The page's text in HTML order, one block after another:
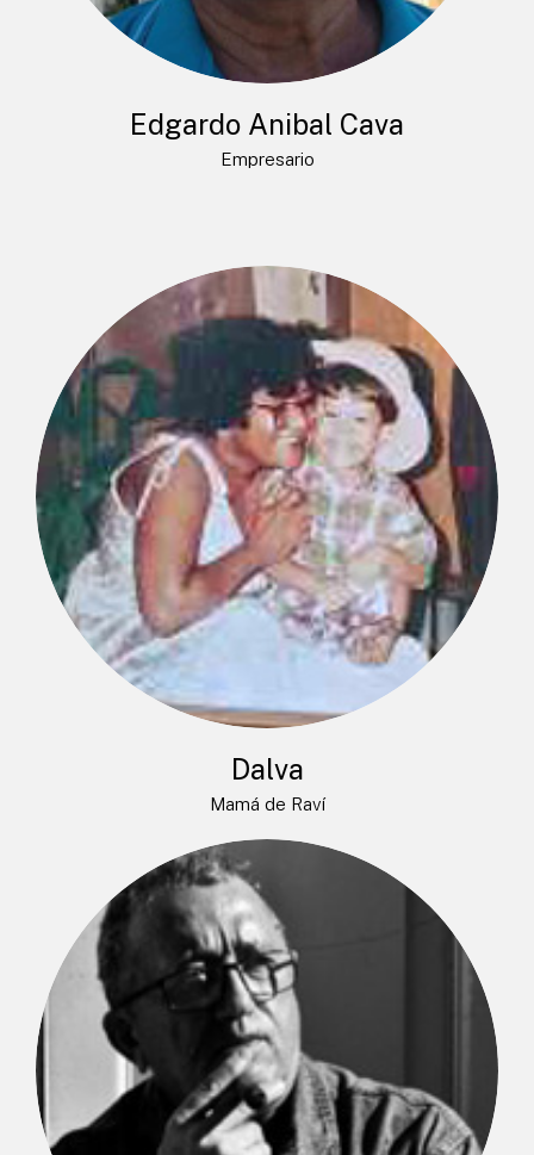
Edgardo Anibal Cava
Empresario
Dalva
Mamá de Raví